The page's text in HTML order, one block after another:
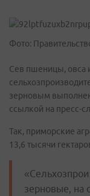
Фото:
Сев пшеницы, овса
зерновым
ссылкой на пресс-
Так, приморские
13,6 тысячи
зерновые, на